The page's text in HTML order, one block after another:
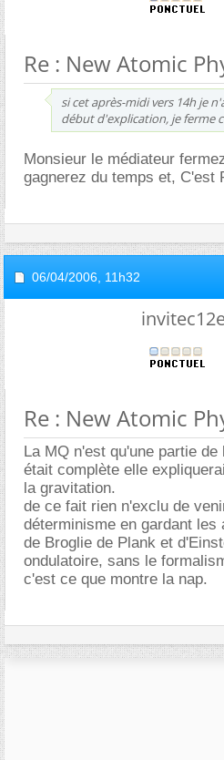
Re : New Atomic
si cet après-midi vers 14h je
début d'explication, je ferme
Monsieur le médiateur
gagnerez du temps et, C'est
06/04/2006, 11h32
Re : New Atomic
La MQ n'est qu'une partie
était complète elle
la gravitation.
de ce fait rien n'exclu de
déterminisme en gardant les
de Broglie de Plank et
ondulatoire, sans le
c'est ce que montre la nap.